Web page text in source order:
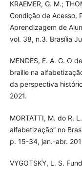
KRAEMER, G. M.;
Condição de Acesso,
Aprendizagem de
vol. 38, n.3. Brasília
MENDES, F. A. G. O
braille na
da perspectiva
2021.
MORTATTI, M. do R.
alfabetização” no
p. 15-34, jan.-abr.
VYGOTSKY, L. S.